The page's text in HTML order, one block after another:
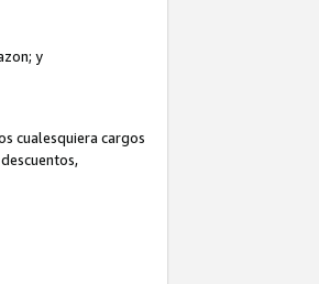
y
cualesquiera cargos